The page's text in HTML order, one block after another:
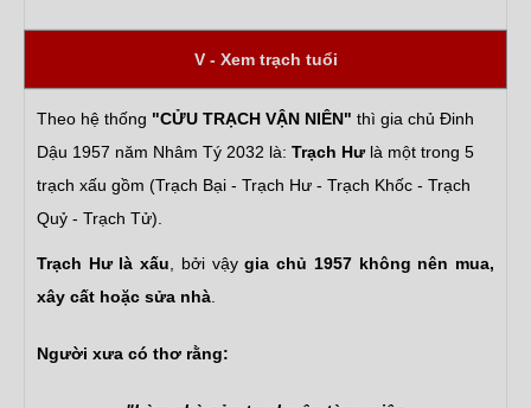
V - Xem trạch tuổi
Theo hệ thống "CỬU TRẠCH VẬN NIÊN" thì gia chủ Đinh
Dậu 1957 năm Nhâm Tý 2032 là: Trạch Hưlà một trong 5
trạch xấu gồm (Trạch Bại - Trạch Hư - Trạch Khốc - Trạch
Quỷ - Trạch Tử).
Trạch Hư là xấu , bởi vậygia chủ 1957 không nên mua,
xây cất hoặc sửa nhà
Người xưa có thơ rằng: